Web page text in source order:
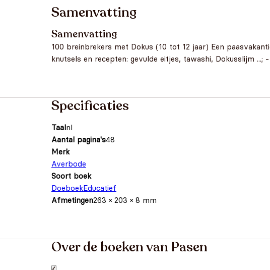
Samenvatting
Samenvatting
100 breinbrekers met Dokus (10 tot 12 jaar) Een
knutsels en recepten: gevulde eitjes, tawashi, Dokusslijm ...;
Specificaties
Taalnl
Aantal pagina's48
Merk
Averbode
Soort boek
DoeboekEducatief
Afmetingen263 × 203 × 8 mm
Over de boeken van Pasen